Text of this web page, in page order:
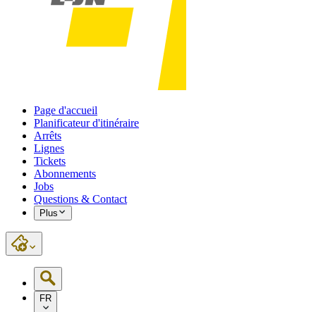
Page d'accueil
Planificateur d'itinéraire
Arrêts
Lignes
Tickets
Abonnements
Jobs
Questions & Contact
Plus
FR